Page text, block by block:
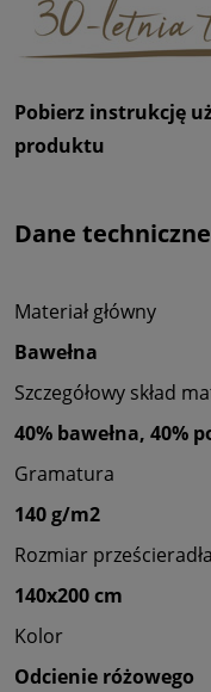
Pobierz instrukcję
produktu
Dane techniczne
Materiał główny
Bawełna
Szczegółowy skład
40% bawełna, 40%
Gramatura
140 g/m2
Rozmiar prześcieradła
140x200 cm
Kolor
Odcienie różowego